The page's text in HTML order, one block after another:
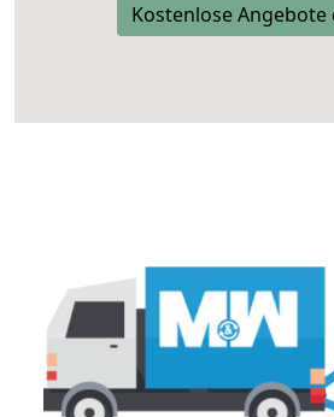
Kostenlose Angebote